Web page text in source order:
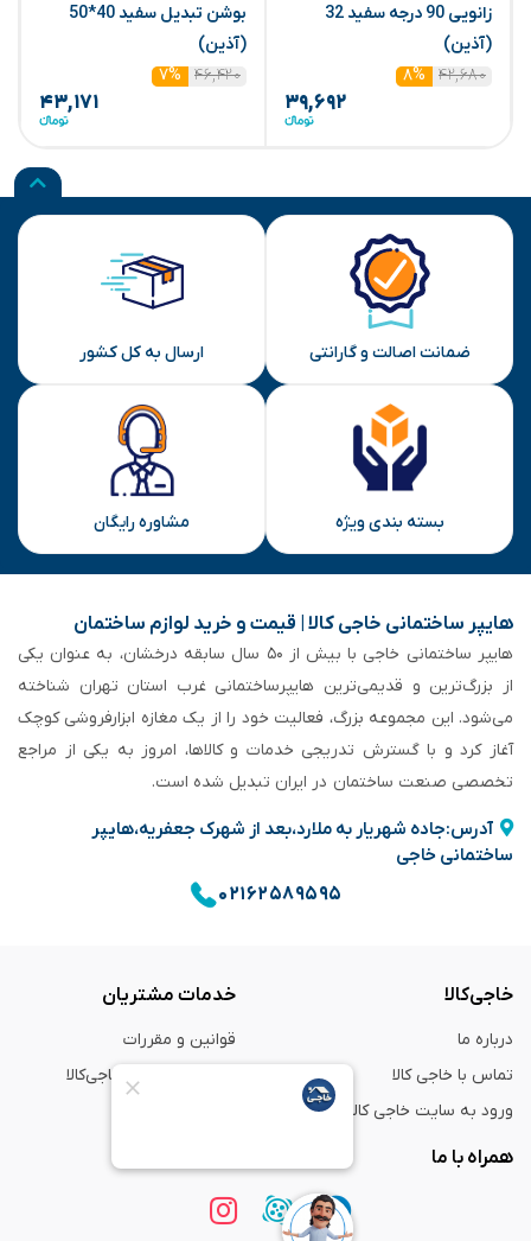
زانویی 90 درجه سفید 32
(آذین)
۴۲,۶۸۰
۸%
۳۹,۶۹۲
بوشن تبدیل سفید 40*50
(آذین)
۴۶,۴۲۰
۷%
۴۳,۱۷۱
ضمانت اصالت و گارانتی ارسال به کل کشور
بسته بندی ویژه مشاوره رایگان
هایپر ساختمانی خاجی‌ کالا | قیمت و خرید لوازم ساختمان
هایپر ساختمانی خاجی‌ با بیش از ۵۰ سال سابقه‌ درخشان، به عنوان یکی
از بزرگ‌ترین و قدیمی‌ترین هایپرساختمانی‌ غرب استان تهران شناخته
می‌شود. این مجموعه بزرگ، فعالیت خود را از یک مغازه ابزارفروشی کوچک
آغاز کرد و با گسترش تدریجی خدمات و کالاها، امروز به یکی از مراجع
تخصصی صنعت ساختمان در ایران تبدیل شده است.
آدرس:جاده شهریار به ملارد،بعد از شهرک جعفریه،هایپر
ساختمانی خاجی
۰۲۱۶۲۵۸۹۵۹۵
خاجی‌کالا
درباره ما
تماس با خاجی کالا
ورود به سایت خاجی‌ کالا
خدمات مشتریان
قوانین و مقررات
راهنمای خرید از خاجی‌کالا
همراه با ما